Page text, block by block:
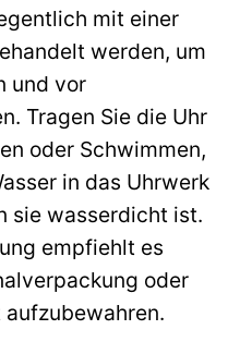
mit einer
werden, um
und vor
Tragen Sie die Uhr
oder Schwimmen,
in das Uhrwerk
sie wasserdicht ist.
empfiehlt es
oder